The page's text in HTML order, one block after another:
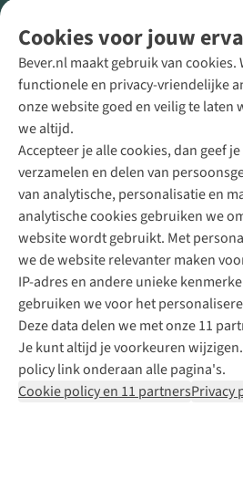
Cookies voor jouw
Bever.nl maakt gebruik van cookies.
functionele en privacy-vriendelijke
onze website goed en veilig te laten
we altijd.
Accepteer je alle cookies, dan geef
verzamelen en delen van
van analytische, personalisatie en
analytische cookies gebruiken we
website wordt gebruikt. Met
we de website relevanter maken
IP-adres en andere unieke
gebruiken we voor het
Deze data delen we met onze 11
Je kunt altijd je voorkeuren
policy link onderaan alle pagina's.
Cookie policy en 11 partnersPrivacy
Direct advies van een
+31 (0)85 888 50 88
+31 6 12 28 49 80
Contactformulier